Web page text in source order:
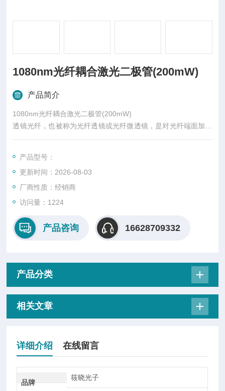
1080nm光纤耦合激光二极管(200mW)
产品简介
1080nm光纤耦合激光二极管(200mW)
透镜光纤，也被称为光纤透镜或光纤微透镜，是对光纤端面加工
制成具有透镜功能的一类产品。透镜光纤的作用主要有改 变光纤
少折反光，改变顶部形状以适应于不同环境的成像、 传感等，在
众多领域有着广泛的应用。 根据不同的领域对透镜光纤的不同要
求，可定制多款类型光纤并根据客户要求进行光纤表面金属化定
制。
产品型号：
更新时间：2026-08-03
厂商性质：经销商
访问量：1224
产品咨询 16628709332
产品分类
相关文章
详细介绍 在线留言
品牌
筱晓光子